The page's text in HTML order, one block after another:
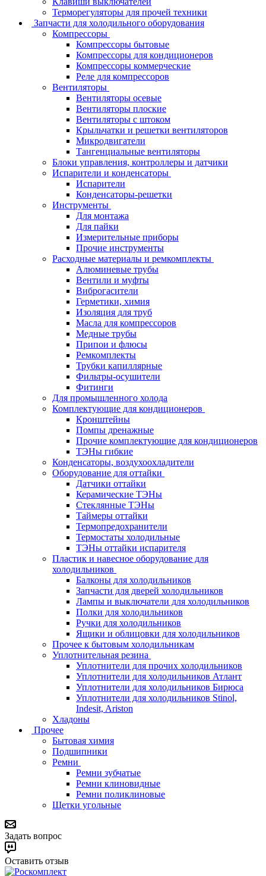
Терморегуляторы для прочей техники
Запчасти для холодильного оборудования
Компрессоры
Компрессоры бытовые
Компрессоры для кондиционеров
Компрессоры коммерческие
Реле для компрессоров
Вентиляторы
Вентиляторы осевые
Вентиляторы плоские
Вентиляторы с штоком
Крыльчатки и решетки вентиляторов
Микродвигатели
Тангенциальные вентиляторы
Блоки управления, контроллеры и датчики
Испарители и конденсаторы
Испарители
Конденсаторы-решетки
Инструменты
Для монтажа
Для пайки
Измерительные приборы
Прочие инструменты
Расходные материалы и ремкомплекты
Алюминевые трубы
Вентили и муфты
Виброгасители
Герметики, химия
Изоляция для труб
Масла для компрессоров
Медные трубы
Припои и флюсы
Ремкомплекты
Трубки капиллярные
Фильтры-осушители
Фитинги
Для промышленного холода
Комплектующие для кондиционеров
Кронштейны
Помпы дренажные
Прочие комплектующие для кондиционеров
ТЭНы гибкие
Конденсаторы, воздухоохладители
Оборудование для оттайки
Датчики оттайки
Керамические ТЭНы
Стеклянные ТЭНы
Таймеры оттайки
Термопредохранители
Термостаты холодильные
ТЭНы оттайки испарителя
Пластик и навесное оборудование для
холодильников
Балконы для холодильников
Запчасти для дверей холодильников
Лампы и выключатели для холодильников
Полки для холодильников
Ручки для холодильников
Ящики и облицовки для холодильников
Прочее к бытовым холодильникам
Уплотнительная резина
Уплотнители для прочих холодильников
Уплотнители для холодильников Атлант
Уплотнители для холодильников Бирюса
Уплотнители для холодильников Stinol,
Indesit, Ariston
Хладоны
Прочее
Бытовая химия
Подшипники
Ремни
Ремни зубчатые
Ремни клиновидные
Ремни поликлиновые
Щетки угольные
Задать вопрос
Оставить отзыв